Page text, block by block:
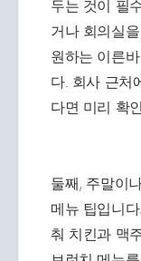
두는 것이 필
거나 회의실
원하는 이른
다. 회사 근처
다면 미리 확
둘째, 주말이
메뉴 팁입니
춰 치킨과 맥